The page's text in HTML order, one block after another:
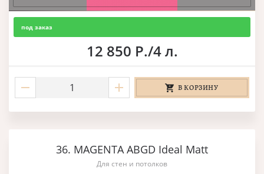
под заказ
12 850 Р./4 л.
В КОРЗИНУ
36. MAGENTA ABGD Ideal Matt
Для стен и потолков